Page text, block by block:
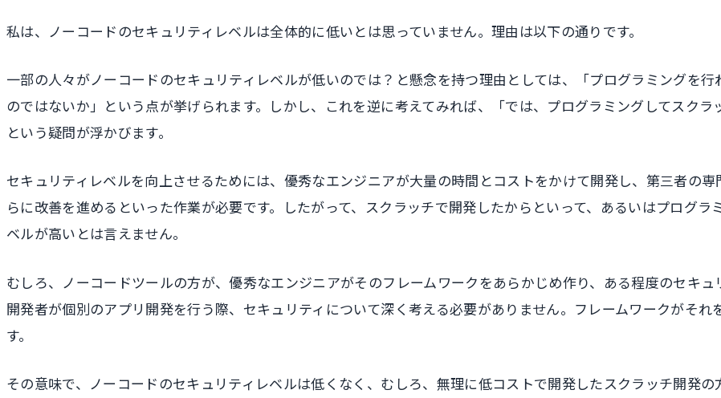
私は、ノーコードのセキュリティレベルは全体的に低いとは思っていません。理由は以下の通りです。
一部の人々がノーコードのセキュリティレベルが低いのでは？と懸念を持つ理由としては、「プログラミングを
のではないか」という点が挙げられます。しかし、これを逆に考えてみれば、「では、プログラミングしてスクラ
という疑問が浮かびます。
セキュリティレベルを向上させるためには、優秀なエンジニアが大量の時間とコストをかけて開発し、第三者の
らに改善を進めるといった作業が必要です。したがって、スクラッチで開発したからといって、あるいはプログ
ベルが高いとは言えません。
むしろ、ノーコードツールの方が、優秀なエンジニアがそのフレームワークをあらかじめ作り、ある程度のセキ
開発者が個別のアプリ開発を行う際、セキュリティについて深く考える必要がありません。フレームワークがそれ
す。
その意味で、ノーコードのセキュリティレベルは低くなく、むしろ、無理に低コストで開発したスクラッチ開発の